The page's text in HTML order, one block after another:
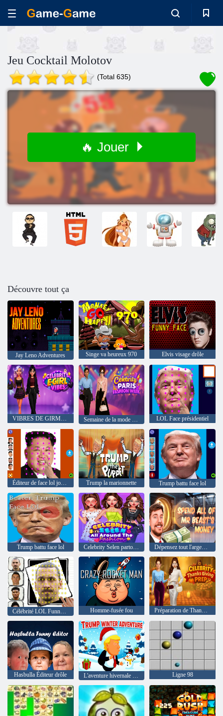
Jeu Cocktail Molotov
(Total 635)
🔥 Jouer
Découvre tout ça
Jay Leno Adventures Singe va heureux 970 Elvis visage drôle
VIBRES DE GIRMES DE CÉLÉBRITÉ LOL Face présidentiel
Éditeur de face lol jong un Trump la marionnette Trump battu face lol
Trump battu face lol Celebrity Selen partout à la mode Dépensez tout l'argent de M. Beast
Homme-fusée fou Préparation de Thanksgiving pour les célébrités
Hasbulla Éditeur drôle Ligne 98